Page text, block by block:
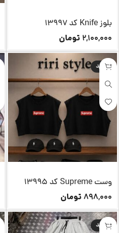
بلوز Knife کد 13997
2,100,000 تومان
جدید
وست Supreme کد 13995
898,000 تومان
جدید